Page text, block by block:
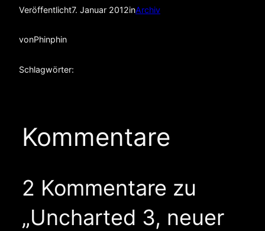
Veröffentlicht7. Januar 2012inArchiv
vonPhinphin
Schlagwörter:
Kommentare
2 Kommentare zu
„Uncharted 3, neuer